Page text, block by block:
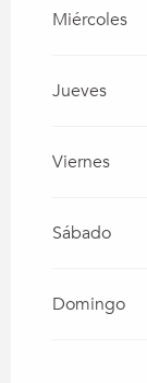
Miércoles
Jueves
Viernes
Sábado
Domingo